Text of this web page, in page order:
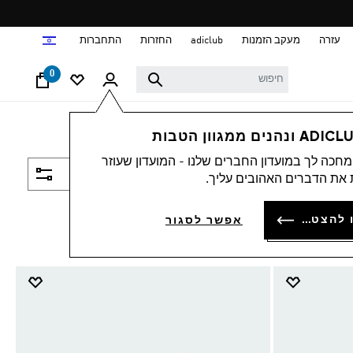
עזרה מעקב הזמנות adiclub החזרות התחברות
0
לך במועדון החברים שלנו - המועדון שעוזר
את הדברים האהובים עליך.
להתחברות או להצטרפות אפשר לסגור